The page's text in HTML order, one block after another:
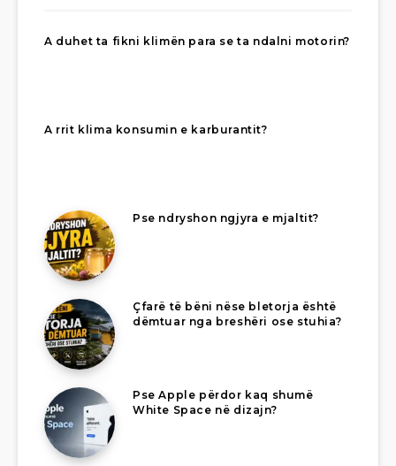
A duhet ta fikni klimën para se ta ndalni motorin?
A rrit klima konsumin e karburantit?
Pse ndryshon ngjyra e mjaltit?
Çfarë të bëni nëse bletorja është
dëmtuar nga breshëri ose stuhia?
Pse Apple përdor kaq shumë
White Space në dizajn?